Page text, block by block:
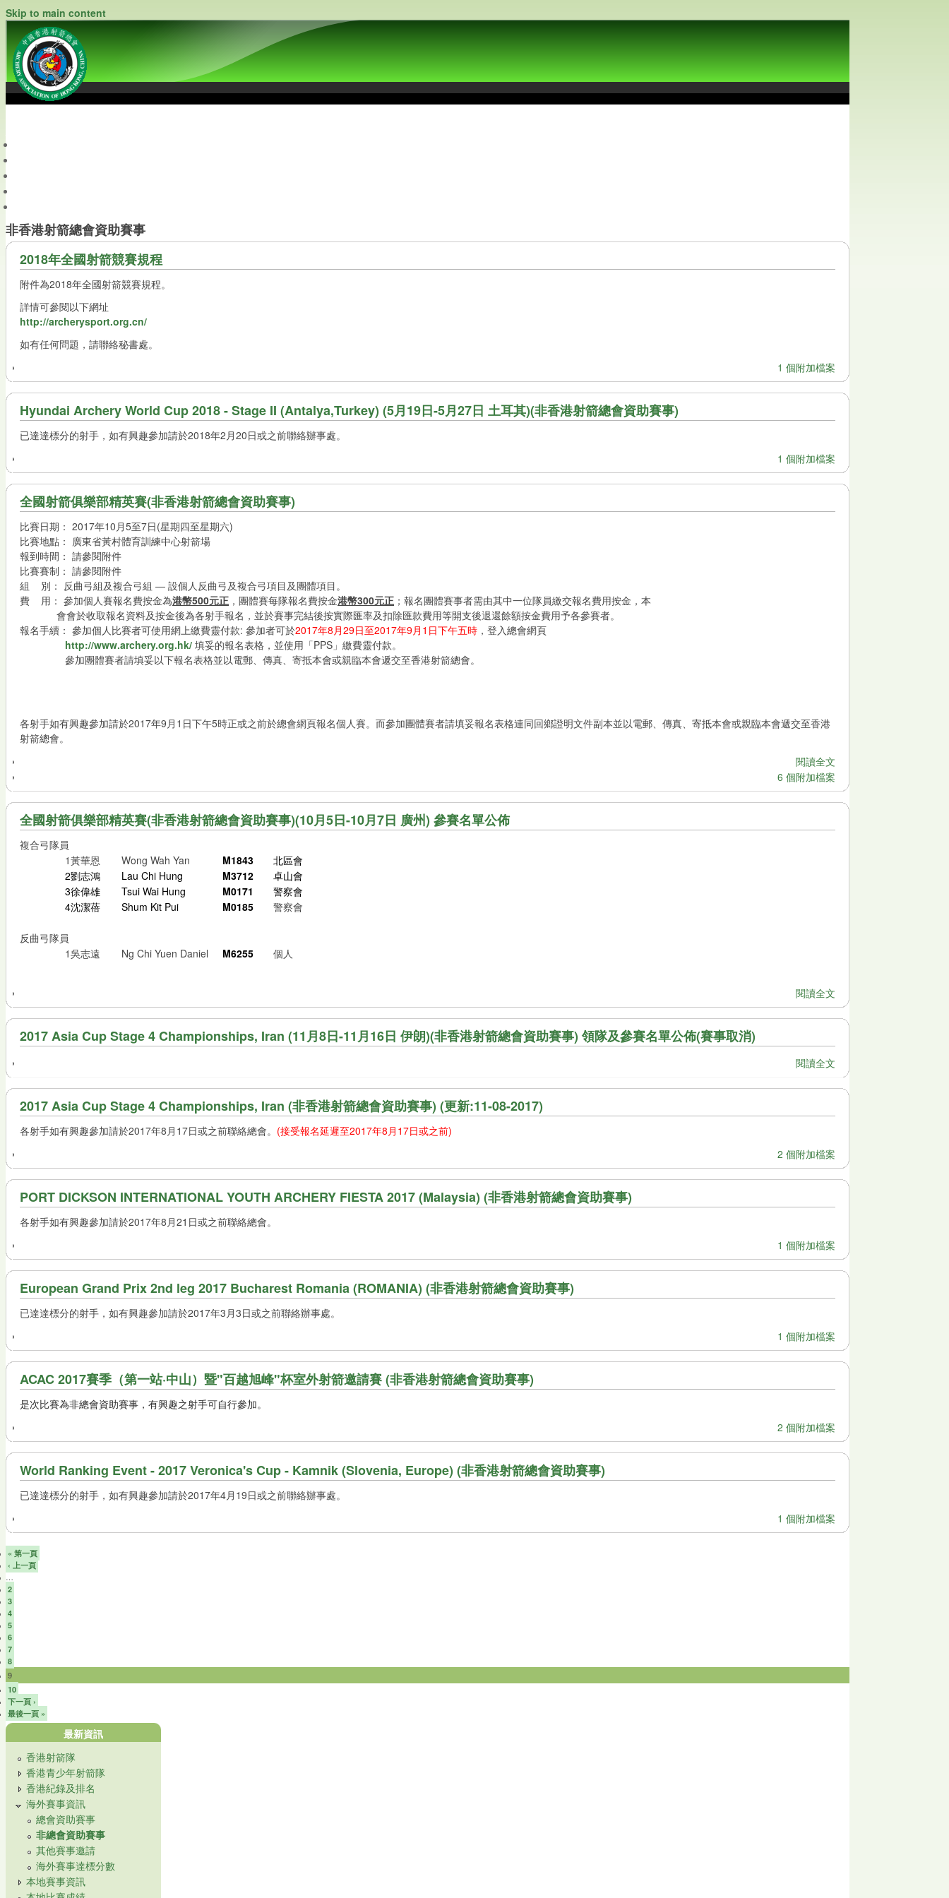
Skip to main content
非香港射箭總會資助賽事
2018年全國射箭競賽規程
附件為2018年全國射箭競賽規程。
詳情可參閱以下網址
http://archerysport.org.cn/
如有任何問題，請聯絡秘書處。
1 個附加檔案
Hyundai Archery World Cup 2018 - Stage II (Antalya,Turkey) (5月19日-5月27日 土耳其)(非香港射箭總會資助賽事)
已達達標分的射手，如有興趣參加請於2018年2月20日或之前聯絡辦事處。
1 個附加檔案
全國射箭俱樂部精英賽(非香港射箭總會資助賽事)
比賽日期： 2017年10月5至7日(星期四至星期六)
比賽地點： 廣東省黃村體育訓練中心射箭場
報到時間： 請參閱附件
比賽賽制： 請參閱附件
組 別： 反曲弓組及複合弓組 — 設個人反曲弓及複合弓項目及團體項目。
費 用： 參加個人賽報名費按金為港幣500元正 ，團體賽每隊報名費按金港幣300元正 ；報名團體賽事者需由其中一位隊員繳交報名費用按金，本
會會於收取報名資料及按金後為各射手報名，並於賽事完結後按實際匯率及扣除匯款費用等開支後退還餘額按金費用予各參賽者。
報名手續： 參加個人比賽者可使用網上繳費靈付款: 參加者可於2017年8月29日至2017年9月1日下午五時 ，登入總會網頁
http://www.archery.org.hk/ 填妥的報名表格，並使用「PPS」繳費靈付款。
參加團體賽者請填妥以下報名表格並以電郵、傳真、寄抵本會或親臨本會遞交至香港射箭總會。
各射手如有興趣參加請於2017年9月1日下午5時正或之前於總會網頁報名個人賽。而參加團體賽者請填妥報名表格連同回鄉證明文件副本並以電郵、傳真、寄抵本會或親臨本會遞交至香港
射箭總會。
閱讀全文
6 個附加檔案
全國射箭俱樂部精英賽(非香港射箭總會資助賽事)(10月5日-10月7日 廣州) 參賽名單公佈
複合弓隊員
1黃華恩 Wong Wah Yan M1843
北區會
2劉志鴻 Lau Chi Hung M3712
卓山會
3徐偉雄 Tsui Wai Hung M0171
警察會
4沈潔蓓 Shum Kit Pui M0185 警察會
反曲弓隊員
1吳志遠 Ng Chi Yuen Daniel M6255 個人
閱讀全文
2017 Asia Cup Stage 4 Championships, Iran (11月8日-11月16日 伊朗)(非香港射箭總會資助賽事) 領隊及參賽名單公佈(賽事取消)
閱讀全文
2017 Asia Cup Stage 4 Championships, Iran (非香港射箭總會資助賽事) (更新:11-08-2017)
各射手如有興趣參加請於2017年8月17日或之前聯絡總會。 (接受報名延遲至2017年8月17日或之前)
2 個附加檔案
PORT DICKSON INTERNATIONAL YOUTH ARCHERY FIESTA 2017 (Malaysia) (非香港射箭總會資助賽事)
各射手如有興趣參加請於2017年8月21日或之前聯絡總會。
1 個附加檔案
European Grand Prix 2nd leg 2017 Bucharest Romania (ROMANIA) (非香港射箭總會資助賽事)
已達達標分的射手，如有興趣參加請於2017年3月3日或之前聯絡辦事處。
1 個附加檔案
ACAC 2017賽季（第一站·中山）暨"百越旭峰"杯室外射箭邀請賽 (非香港射箭總會資助賽事)
是次比賽為非總會資助賽事，有興趣之射手可自行參加。
2 個附加檔案
World Ranking Event - 2017 Veronica's Cup - Kamnik (Slovenia, Europe) (非香港射箭總會資助賽事)
已達達標分的射手，如有興趣參加請於2017年4月19日或之前聯絡辦事處。
1 個附加檔案
« 第一頁
‹ 上一頁
…
2
3
4
5
6
7
8
9
10
下一頁 ›
最後一頁 »
最新資訊
香港射箭隊
香港青少年射箭隊
香港紀錄及排名
海外賽事資訊
總會資助賽事
非總會資助賽事
其他賽事邀請
海外賽事達標分數
本地賽事資訊